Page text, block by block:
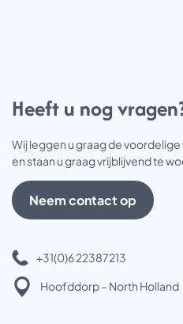
Heeft u nog
Wij leggen u graag de
en staan u graag vrijblijvend te
Neem contact op
+31(0)6 22387213
Hoofddorp – North Holland